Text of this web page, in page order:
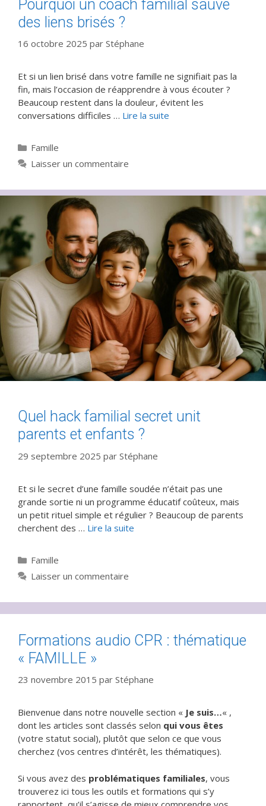
Pourquoi un coach familial sauve
des liens brisés ?
16 octobre 2025 par Stéphane
Et si un lien brisé dans votre famille ne signifiait pas la
fin, mais l’occasion de réapprendre à vous écouter ?
Beaucoup restent dans la douleur, évitent les
conversations difficiles … Lire la suite
Catégories
Famille
Laisser un commentaire
Quel hack familial secret unit
parents et enfants ?
29 septembre 2025 par Stéphane
Et si le secret d’une famille soudée n’était pas une
grande sortie ni un programme éducatif coûteux, mais
un petit rituel simple et régulier ? Beaucoup de parents
cherchent des … Lire la suite
Catégories
Famille
Laisser un commentaire
Formations audio CPR : thématique
« FAMILLE »
23 novembre 2015 par Stéphane
Bienvenue dans notre nouvelle section « Je suis…« ,
dont les articles sont classés selon qui vous êtes
(votre statut social), plutôt que selon ce que vous
cherchez (vos centres d’intérêt, les thématiques).
Si vous avez des problématiques familiales, vous
trouverez ici tous les outils et formations qui s’y